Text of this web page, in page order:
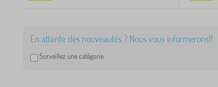
En attente des nouveautés ? Nous vous informerons!!
Surveillez une catégorie